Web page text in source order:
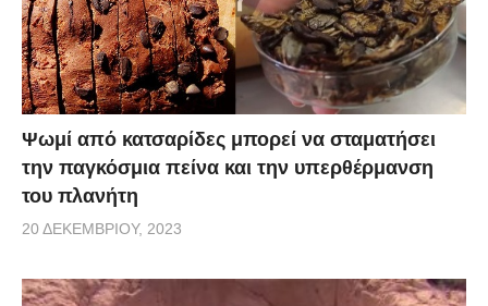
Ψωμί από κατσαρίδες μπορεί να σταματήσει
την παγκόσμια πείνα και την υπερθέρμανση
του πλανήτη
20 ΔΕΚΕΜΒΡΊΟΥ, 2023